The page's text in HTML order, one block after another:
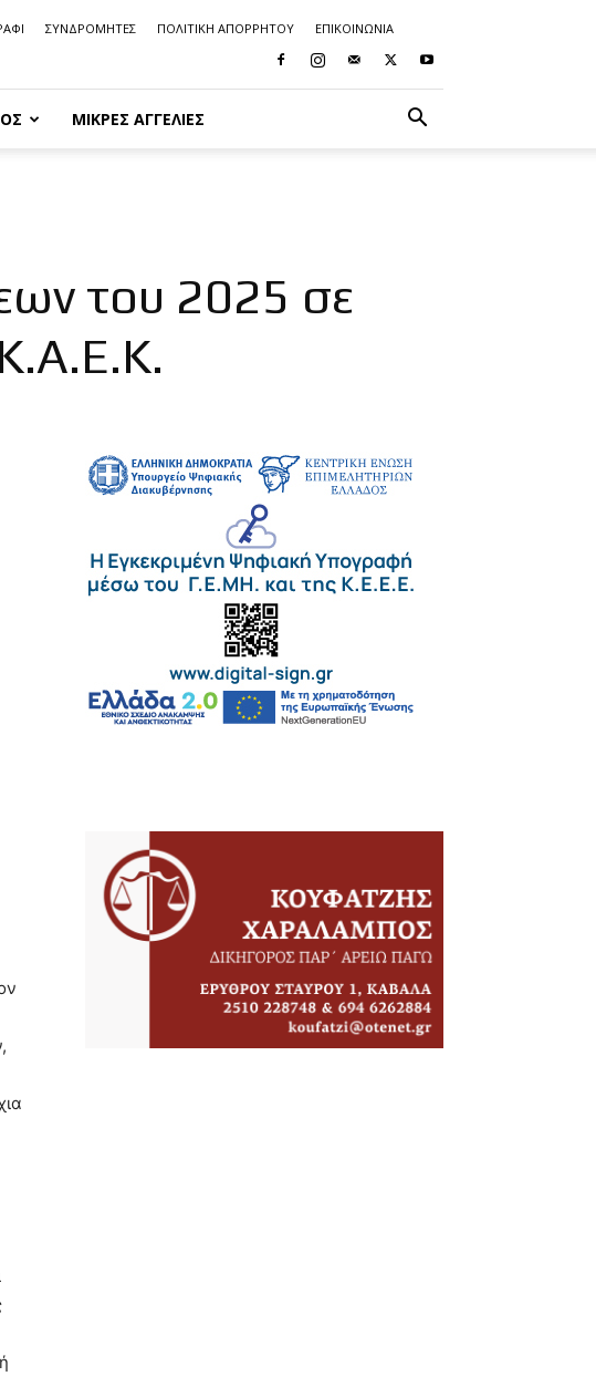
ΣΥΝΔΡΟΜΗΤΕΣ ΠΟΛΙΤΙΚΗ ΑΠΟΡΡΗΤΟΥ ΕΠΙΚΟΙΝΩΝΙΑ
ΜΙΚΡΈΣ ΑΓΓΕΛΊΕΣ
του 2025 σε